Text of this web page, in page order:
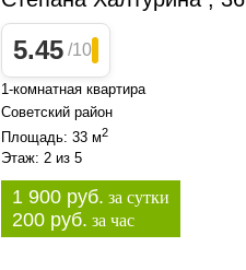
5.45 /10
1-комнатная квартира
Советский район
Площадь: 33 м2
Этаж: 2 из 5
1 900 руб. за сутки
200 руб. за час